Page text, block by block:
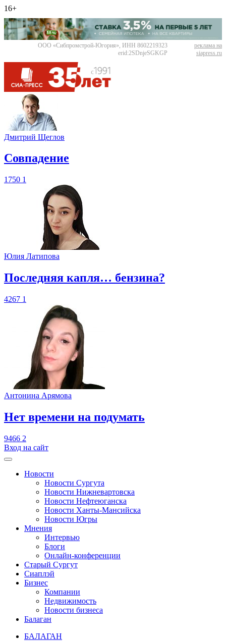
16+
ООО «Сибпромстрой-Югория», ИНН 8602219323
erid:2SDnjeSGKGP
реклама на
siapress.ru
Дмитрий Щеглов
​Совпадение
1750 1
Юлия Латипова
​Последняя капля… бензина?
4267 1
Антонина Арямова
​Нет времени на подумать
9466 2
Вход на сайт
Новости
Новости Сургута
Новости Нижневартовска
Новости Нефтеюганска
Новости Ханты-Мансийска
Новости Югры
Мнения
Интервью
Блоги
Онлайн-конференции
Старый Сургут
Сиаплэй
Бизнес
Компании
Недвижимость
Новости бизнеса
Балаган
БАЛАГАН